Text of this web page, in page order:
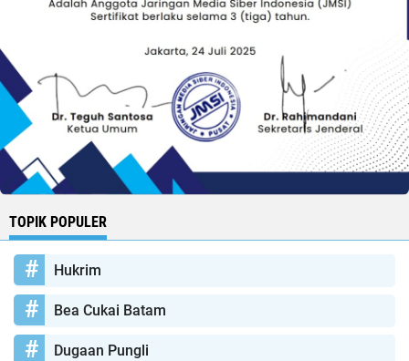
TOPIK POPULER
Hukrim
Bea Cukai Batam
Dugaan Pungli